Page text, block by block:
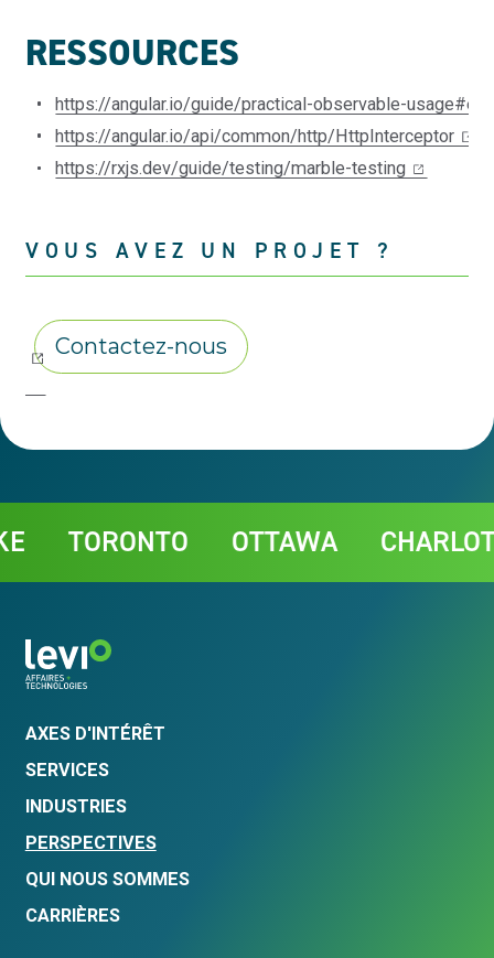
RESSOURCES
https://angular.io/guide/practical-observable-
https://angular.io/api/common/http/HttpInterceptor
https://rxjs.dev/guide/testing/marble-testing
VOUS AVEZ UN PROJET ?
TORONTO OTTAWA
AXES D'INTÉRÊT
SERVICES
INDUSTRIES
PERSPECTIVES
QUI NOUS SOMMES
CARRIÈRES